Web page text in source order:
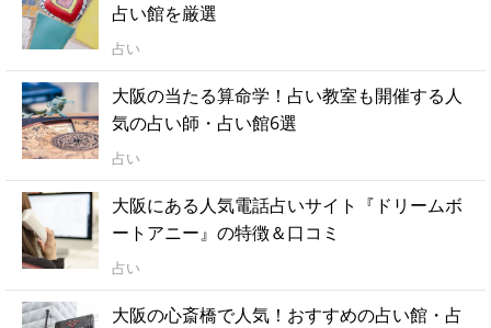
占い館を厳選
占い
大阪の当たる算命学！占い教室も開催する人
気の占い師・占い館6選
占い
大阪にある人気電話占いサイト『ドリームボ
ートアニー』の特徴＆口コミ
占い
大阪の心斎橋で人気！おすすめの占い館・占